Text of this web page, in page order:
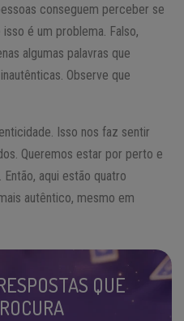
conseguem perceber se
é um problema. Falso,
algumas palavras que
Observe que
Isso nos faz sentir
Queremos estar por perto e
aqui estão quatro
autêntico, mesmo em
QUE